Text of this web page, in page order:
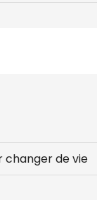
changer de vie